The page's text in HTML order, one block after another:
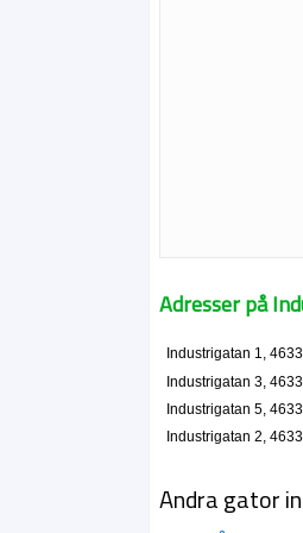
Adresser på
Industrigatan 1,
Industrigatan 3,
Industrigatan 5,
Industrigatan 2,
Andra gator